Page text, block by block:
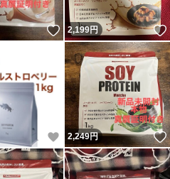
いいね！
2,199円
いいね！
2,249円